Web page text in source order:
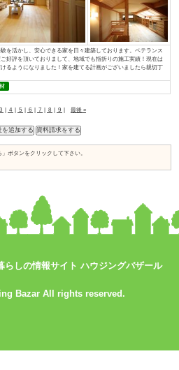
注文住宅着工棟数第1位に認定JSK（住宅
ープが2015年に引き続き富士市実績Ｎｏ.
は70周年を迎えました。地域に根ざした家
「地産地消でつくる、満足が持続する家づ
らしの情報サイト ハウジングバザール
Bazar All rights reserved.